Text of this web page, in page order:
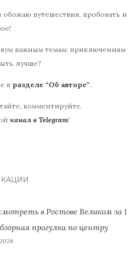
путешествия, пробовать и
важным темам: приключениям
лучше?
в разделе “Об авторе”.
комментируйте,
канал в Telegram!
в Ростове Великом за 1
прогулка по центру